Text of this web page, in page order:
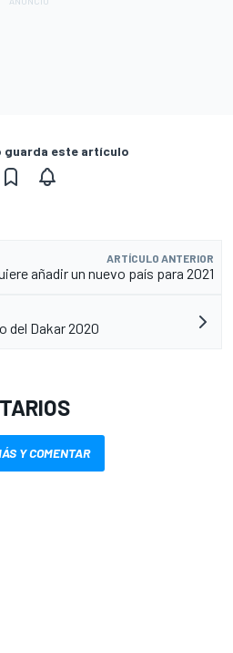
guarda este artículo
ARTÍCULO ANTERIOR
añadir un nuevo país para 2021
del Dakar 2020
Y COMENTAR